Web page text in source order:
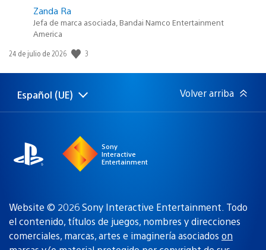
Zanda Ra
Jefa de marca asociada, Bandai Namco Entertainment
America
Fecha
publicación:
24 de julio de 2026 3
Selecciona
una
Región
actual:
Español (UE) Volver arriba
Sony
Interactive
Entertainment
Website © 2026 Sony Interactive Entertainment. Todo
el contenido, títulos de juegos, nombres y direcciones
comerciales, marcas, artes e imaginería asociados on